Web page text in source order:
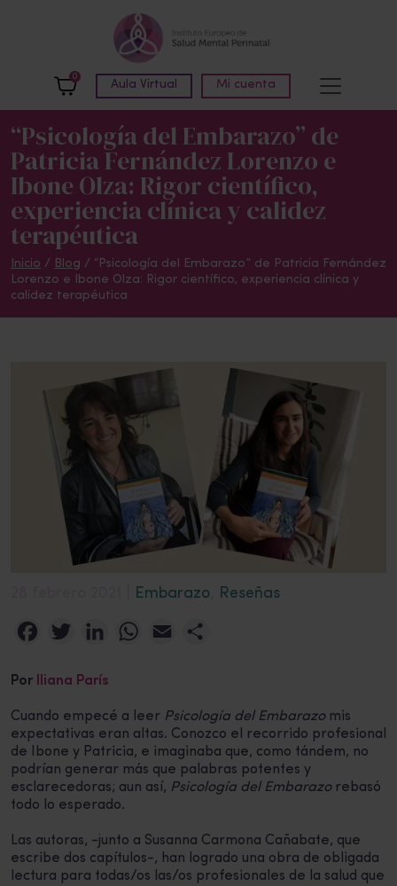
0
Aula Virtual Mi cuenta
“Psicología del Embarazo” de
Patricia Fernández Lorenzo e
Ibone Olza: Rigor científico,
experiencia clínica y calidez
terapéutica
Inicio / Blog / “Psicología del Embarazo” de Patricia Fernández
Lorenzo e Ibone Olza: Rigor científico, experiencia clínica y
calidez terapéutica
Embarazo Reseñas
FacebookTwitterLinkedInWhatsApp
Email
Por Iliana París
Cuando empecé a leer Psicología del Embarazomis
expectativas eran altas. Conozco el recorrido profesional
de Ibone y Patricia, e imaginaba que, como tándem, no
podrían generar más que palabras potentes y
esclarecedoras; aun así, Psicología del Embarazorebasó
todo lo esperado.
Las autoras, -junto a Susanna Carmona Cañabate, que
escribe dos capítulos-, han logrado una obra de obligada
lectura para todas/os las/os profesionales de la salud que